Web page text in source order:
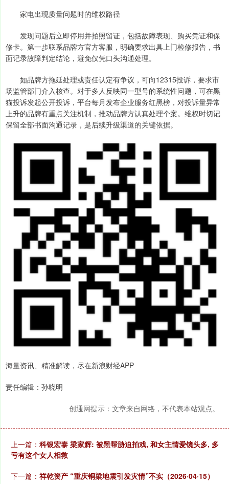
家电出现质量问题时的维权路径
发现问题后立即停用并拍照留证，包括故障表现、购买凭证和保
修卡。第一步联系品牌方官方客服，明确要求出具上门检修报告，书
面记录故障判定结论，避免仅凭口头沟通处理。
如品牌方拖延处理或责任认定有争议，可向12315投诉，要求市
场监管部门介入核查。对于多人反映同一型号的系统性问题，可在黑
猫投诉发起公开投诉，平台每月发布企业服务红黑榜，对投诉量异常
上升的品牌有重点关注机制，推动品牌方认真处理个案。维权时切记
保留全部书面沟通记录，是后续升级渠道的关键依据。
海量资讯、精准解读，尽在新浪财经APP
责任编辑：孙晓明
创通网提示：文章来自网络，不代表本站观点。
上一篇： 科银宏泰 梁家辉: 被黑帮胁迫拍戏, 和女主情爱镜头多, 多
亏有这个女人相救
下一篇： 祥乾资产 “重庆铜梁地震引发灾情”不实（2026·04·15）